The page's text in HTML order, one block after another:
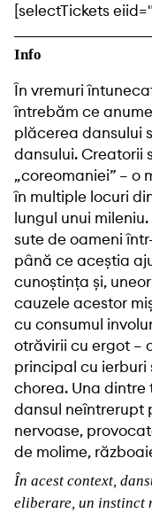
[selectTickets
Info
În vremuri
întrebăm ce
plăcerea dansului
dansului. Creatorii
„coreomaniei” – o
în multiple locuri
lungul unui
sute de oameni
până ce aceștia
cunoștința și,
cauzele acestor
cu consumul
otrăvirii cu ergot –
principal cu ierburi
chorea. Una
dansul neîntrerupt
nervoase,
de molime,
În acest context,
eliberare, un instinct